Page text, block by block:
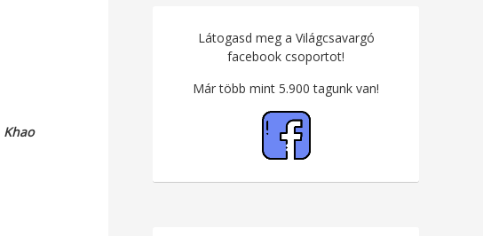
Khao
Látogasd meg a Világcsavargó
facebook csoportot!
Már több mint 5.900 tagunk van!